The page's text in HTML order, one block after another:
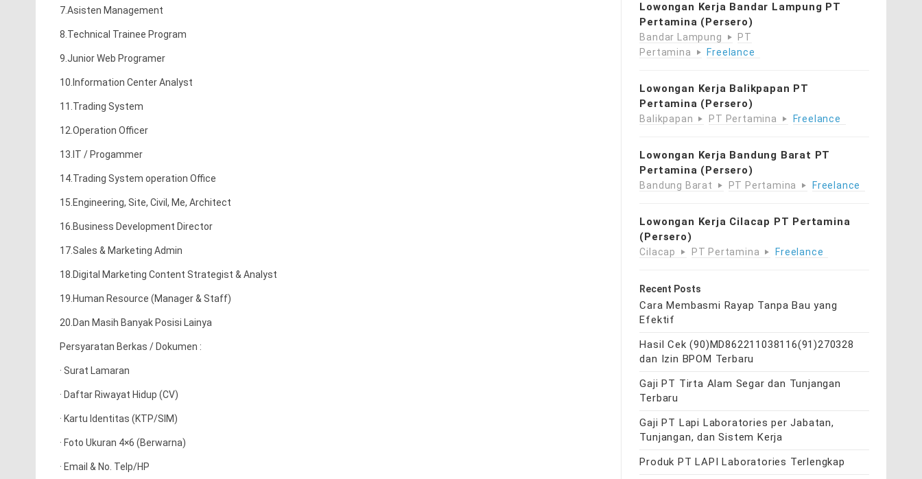
7.Asisten Management
8.Technical Trainee Program
9.Junior Web Programer
10.Information Center Analyst
11.Trading System
12.Operation Officer
13.IT / Progammer
14.Trading System operation Office
15.Engineering, Site, Civil, Me, Architect
16.Business Development Director
17.Sales & Marketing Admin
18.Digital Marketing Content Strategist & Analyst
19.Human Resource (Manager & Staff)
20.Dan Masih Banyak Posisi Lainya
Persyaratan Berkas / Dokumen :
· Surat Lamaran
· Daftar Riwayat Hidup (CV)
· Kartu Identitas (KTP/SIM)
· Foto Ukuran 4×6 (Berwarna)
· Email & No. Telp/HP
Lowongan Kerja Bandar Lampung PT
Pertamina (Persero)
Bandar Lampung
PT
Pertamina
Freelance
Lowongan Kerja Balikpapan PT
Pertamina (Persero)
Balikpapan PT Pertamina Freelance
Lowongan Kerja Bandung Barat PT
Pertamina (Persero)
Bandung Barat PT Pertamina Freelance
Lowongan Kerja Cilacap PT Pertamina
(Persero)
Cilacap PT Pertamina Freelance
Recent Posts
Cara Membasmi Rayap Tanpa Bau yang
Efektif
Hasil Cek (90)MD862211038116(91)270328
dan Izin BPOM Terbaru
Gaji PT Tirta Alam Segar dan Tunjangan
Terbaru
Gaji PT Lapi Laboratories per Jabatan,
Tunjangan, dan Sistem Kerja
Produk PT LAPI Laboratories Terlengkap